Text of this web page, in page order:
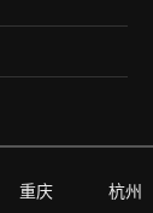
重庆 杭州